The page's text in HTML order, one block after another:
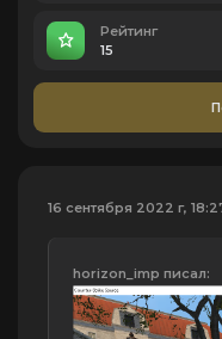
Рейтинг
15
16 сентября 2022 г,
horizon_imp писал: